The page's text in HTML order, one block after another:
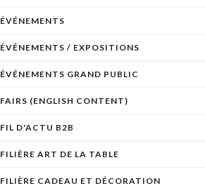
ÉVÉNEMENTS
ÉVÉNEMENTS / EXPOSITIONS
ÉVÉNEMENTS GRAND PUBLIC
FAIRS (ENGLISH CONTENT)
FIL D'ACTU B2B
FILIÈRE ART DE LA TABLE
FILIÈRE CADEAU ET DÉCORATION